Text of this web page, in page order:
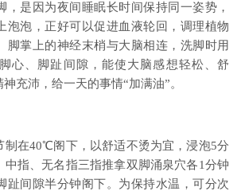
，是因为夜间睡眠长时间保持同一姿势，
泡泡，正好可以促进血液轮回，调理植物
脚掌上的神经末梢与大脑相连，洗脚时用
心、脚趾间隙，能使大脑感想轻松、舒
充沛，给一天的事情“加满油”。­
制在40℃阁下，以舒适不烫为宜，浸泡5分
中指、无名指三指推拿双脚涌泉穴各1分钟
趾间隙半分钟阁下。为保持水温，可分次